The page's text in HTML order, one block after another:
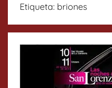
Etiqueta: briones